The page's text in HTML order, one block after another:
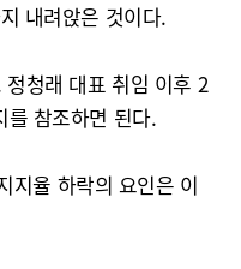
내려앉은 것이다.
청래 대표 취임 이후 2
참조하면 된다.
지율 하락의 요인은 이